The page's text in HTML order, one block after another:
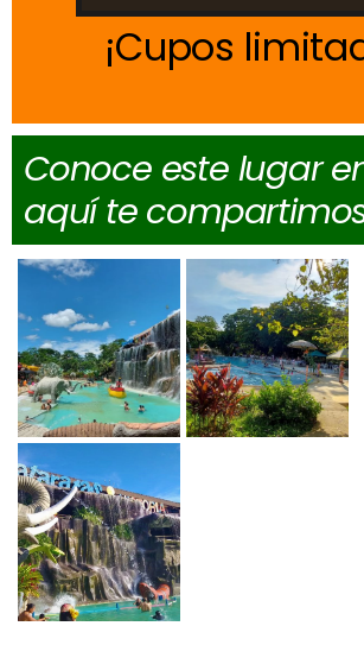
Cupos
Conoce este lugar
aquí te